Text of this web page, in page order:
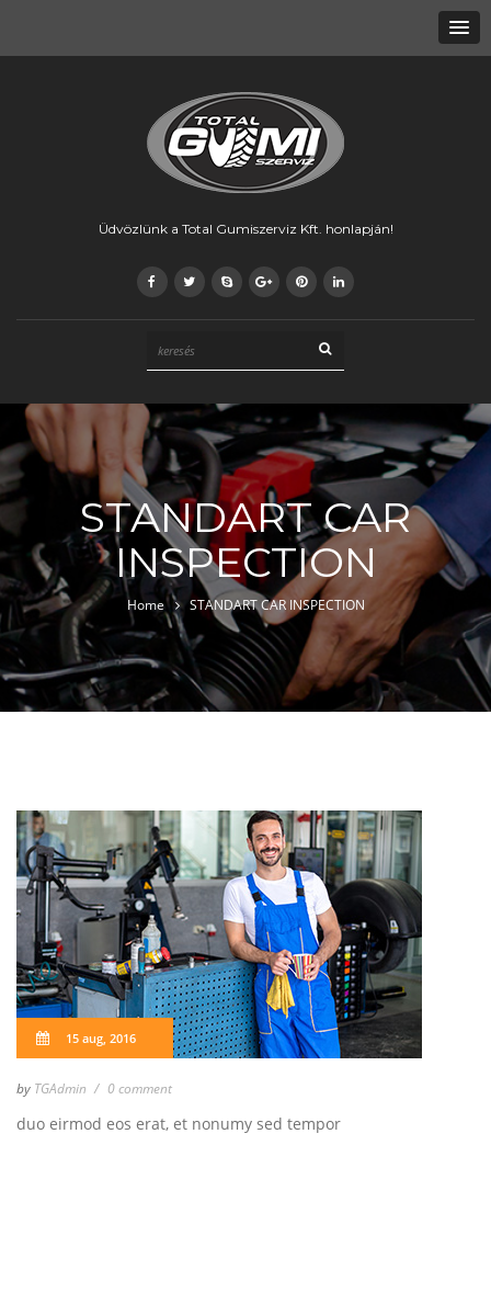
Üdvözlünk a Total Gumiszerviz Kft. honlapján!
STANDART CAR
INSPECTION
Home STANDART CAR INSPECTION
15 aug, 2016
by TGAdmin 0 comment
duo eirmod eos erat, et nonumy sed tempor